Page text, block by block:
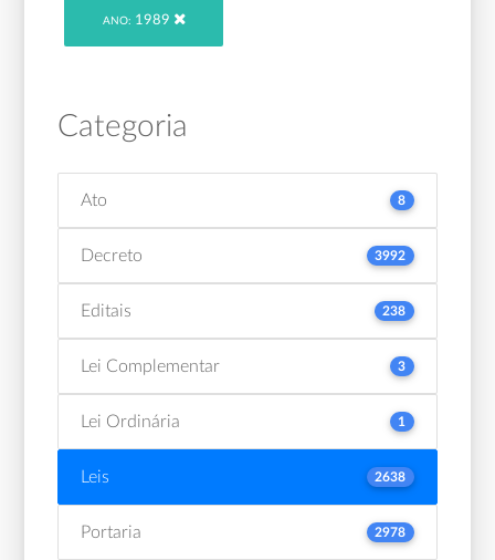
ANO: 1989
Categoria
Ato 8
Decreto 3992
Editais 238
Lei Complementar 3
Lei Ordinária 1
Leis 2638
Portaria 2978